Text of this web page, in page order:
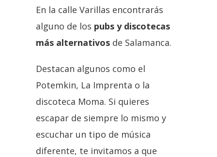
En la calle Varillas encontrarás
alguno de los pubs y discotecas
más alternativos de Salamanca.
Destacan algunos como el
Potemkin, La Imprenta o la
discoteca Moma. Si quieres
escapar de siempre lo mismo y
escuchar un tipo de música
diferente, te invitamos a que